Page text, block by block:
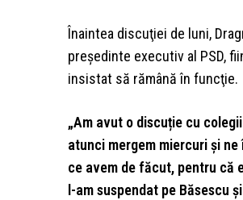
Înaintea discuţiei de luni,
preşedinte executiv al PSD,
insistat să rămână în funcţie.
„Am avut o discuție cu
atunci mergem miercuri și
ce avem de făcut, pentru că
l-am suspendat pe Băsescu